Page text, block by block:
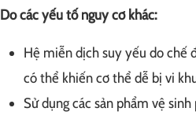
Do các yếu tố nguy cơ khác:
Hệ miễn dịch suy yếu do chế
có thể khiến cơ thể dễ bị vi
Sử dụng các sản phẩm vệ